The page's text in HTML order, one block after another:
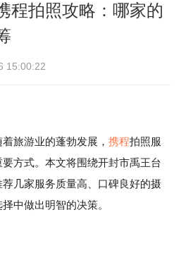
程拍照攻略：哪家的
15:00:22
旅游业的蓬勃发展， 携程拍照服
方式。本文将围绕开封市禹王台
几家服务质量高、口碑良好的摄
中做出明智的决策。